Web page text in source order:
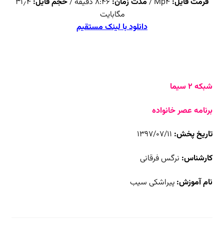
مگابایت
دانلود با لینک مستقیم
شبکه ۲ سیما
برنامه عصر خانواده
تاریخ پخش:
کارشناس: نرگس فرقانی
نام آموزش: پیراشکی سیب